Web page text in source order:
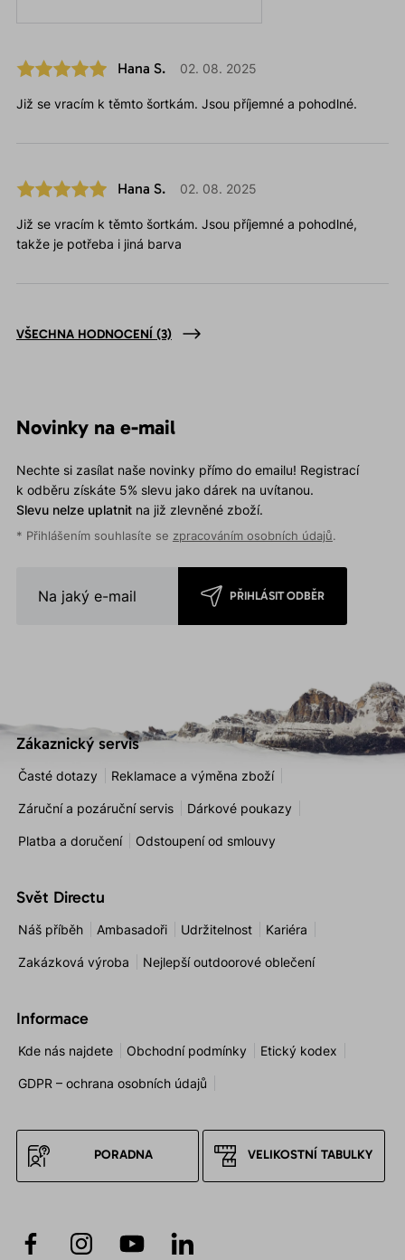
Hana S. 02. 08. 2025
Již se vracím k těmto šortkám. Jsou příjemné a pohodlné.
Hana S. 02. 08. 2025
Již se vracím k těmto šortkám. Jsou příjemné a pohodlné,
takže je potřeba i jiná barva
VŠECHNA HODNOCENÍ (3)
Novinky na e-mail
Nechte si zasílat naše novinky přímo do emailu! Registrací
k odběru získáte 5% slevu jako dárek na uvítanou.
Slevu nelze uplatnitna již zlevněné zboží.
* Přihlášením souhlasíte se zpracováním osobních údajů.
PŘIHLÁSIT ODBĚR
Zákaznický servis
Časté dotazy Reklamace a výměna zboží
Záruční a pozáruční servis Dárkové poukazy
Platba a doručení Odstoupení od smlouvy
Svět Directu
Náš příběh Ambasadoři Udržitelnost Kariéra
Zakázková výroba Nejlepší outdoorové oblečení
Informace
Kde nás najdete Obchodní podmínky Etický kodex
GDPR – ochrana osobních údajů
PORADNA VELIKOSTNÍ TABULKY